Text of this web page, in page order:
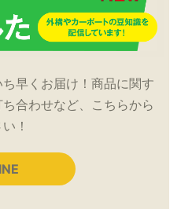
早くお届け！商品に関す
合わせなど、こちらから
！